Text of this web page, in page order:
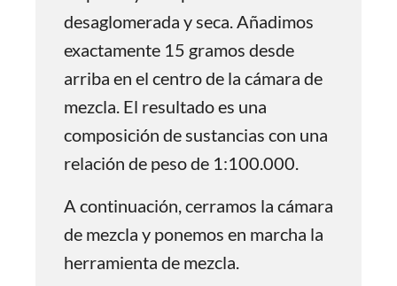
desaglomerada y seca. Añadimos
exactamente 15 gramos desde
arriba en el centro de la cámara de
mezcla. El resultado es una
composición de sustancias con una
relación de peso de 1:100.000.
A continuación, cerramos la cámara
de mezcla y ponemos en marcha la
herramienta de mezcla.